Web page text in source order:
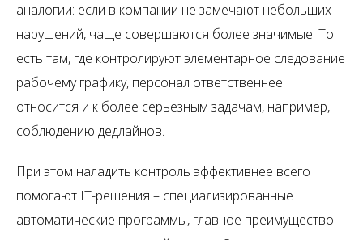
аналогии: если в компании не замечают небольших
нарушений, чаще совершаются более значимые. То
есть там, где контролируют элементарное следование
рабочему графику, персонал ответственнее
относится и к более серьезным задачам, например,
соблюдению дедлайнов.
При этом наладить контроль эффективнее всего
помогают IT-решения – специализированные
автоматические программы, главное преимущество